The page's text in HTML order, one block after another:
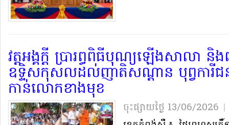
វត្ត​អង្គ​ក្តី ប្រារព្ធ​ពិធី​បុណ្យ​ឡើង​សាលា និ
ឧទ្ទិស​កុសល​ដល់​ញាតិសណ្តាន បុព្វការី​
កាន់​លោក​ខាងមុខ​
ចុះផ្សាយថ្ងៃ​ 13/06/2026 |